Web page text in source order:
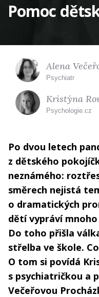
Pomoc
Alena
Psychiatr
Kristýna
Psychologie.cz
Po dvou letech
z dětského
neznámého:
směrech nejistá
o dramatických
dětí vypráví
Do toho přišla
střelba ve škole.
O tom si povídá
s psychiatričkou a
Večeřovou